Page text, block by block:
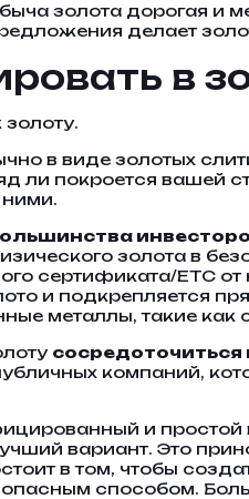
золота дорогая и
делает
в
в виде золотых
ли покроется вашей
ними.
золота в
сертификата/ETC
и подкрепляется
металлы, такие как
компаний,
и
вариант. Это
в том, чтобы
способом.